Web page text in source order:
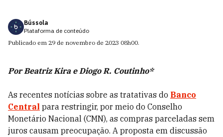
Bússola
Plataforma de conteúdo
Publicado em 29 de novembro de 2023 08h00.
Por Beatriz Kira e Diogo R. Coutinho*
As recentes notícias sobre as tratativas do Banco
Central para restringir, por meio do Conselho
Monetário Nacional (CMN), as compras parceladas sem
juros causam preocupação. A proposta em discussão